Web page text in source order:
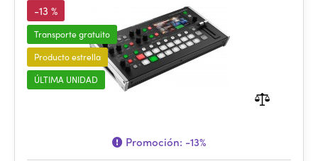
-13 %
Transporte gratuito
Producto estrella
ÚLTIMA UNIDAD
Promoción: -13%